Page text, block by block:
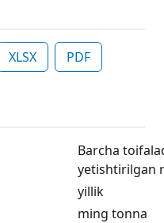
XLSX PDF
Barcha
yetishtirilgan
yillik
ming tonna